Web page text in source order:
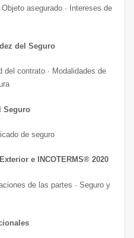
asegurado · Intereses de
del Seguro
del contrato · Modalidades de
Seguro
de seguro
e INCOTERMS® 2020
de las partes · Seguro y